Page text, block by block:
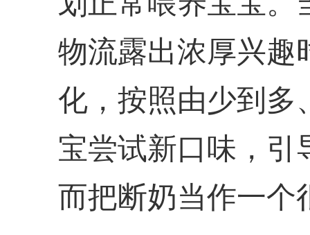
物流露出浓厚兴趣
化，按照由少到多
宝尝试新口味，引
而把断奶当作一个